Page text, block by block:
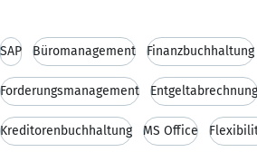
SAP Büromanagement Finanzbuchhaltung
Forderungsmanagement Entgeltabrechnung
Kreditorenbuchhaltung MS Office